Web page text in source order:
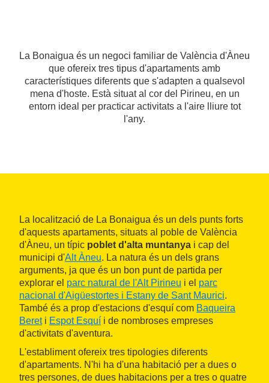
La Bonaigua és un negoci familiar de València d'Àneu
que ofereix tres tipus d'apartaments amb
característiques diferents que s'adapten a qualsevol
mena d'hoste. Està situat al cor del Pirineu, en un
entorn ideal per practicar activitats a l'aire lliure tot
l'any.
La localització de La Bonaigua és un dels punts forts
d'aquests apartaments, situats al poble de València
d'Àneu, un típic poblet d'alta muntanya i cap del
municipi d'Alt Àneu. La natura és un dels grans
arguments, ja que és un bon punt de partida per
explorar el parc natural de l'Alt Pirineu i el parc
nacional d'Aigüestortes i Estany de Sant Maurici.
També és a prop d'estacions d'esquí com Baqueira
Bereti Espot Esquí i de nombroses empreses
d'activitats d'aventura.
L'establiment ofereix tres tipologies diferents
d'apartaments. N'hi ha d'una habitació per a dues o
tres persones, de dues habitacions per a tres o quatre